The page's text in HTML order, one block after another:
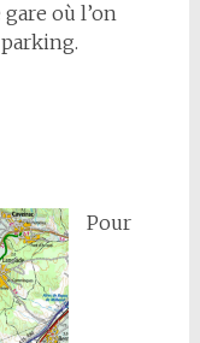
où l’on
Pour